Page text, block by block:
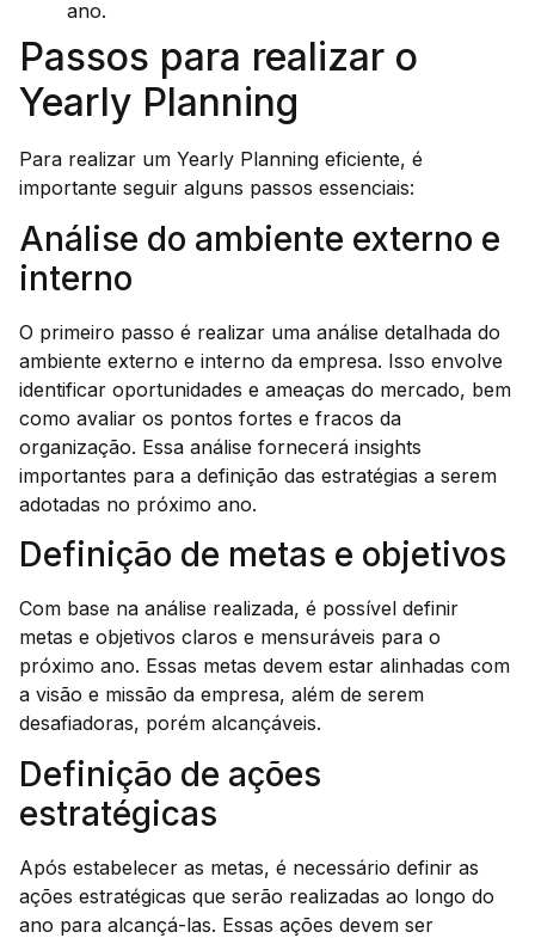
ano.
Passos para realizar o
Yearly Planning
Para realizar um Yearly Planning eficiente, é
importante seguir alguns passos essenciais:
Análise do ambiente externo e
interno
O primeiro passo é realizar uma análise detalhada do
ambiente externo e interno da empresa. Isso envolve
identificar oportunidades e ameaças do mercado, bem
como avaliar os pontos fortes e fracos da
organização. Essa análise fornecerá insights
importantes para a definição das estratégias a serem
adotadas no próximo ano.
Definição de metas e objetivos
Com base na análise realizada, é possível definir
metas e objetivos claros e mensuráveis para o
próximo ano. Essas metas devem estar alinhadas com
a visão e missão da empresa, além de serem
desafiadoras, porém alcançáveis.
Definição de ações
estratégicas
Após estabelecer as metas, é necessário definir as
ações estratégicas que serão realizadas ao longo do
ano para alcançá-las. Essas ações devem ser